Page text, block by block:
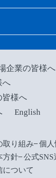
場企業の皆様へ
へ
皆様へ
English
取り組み
個
方針
公式
について